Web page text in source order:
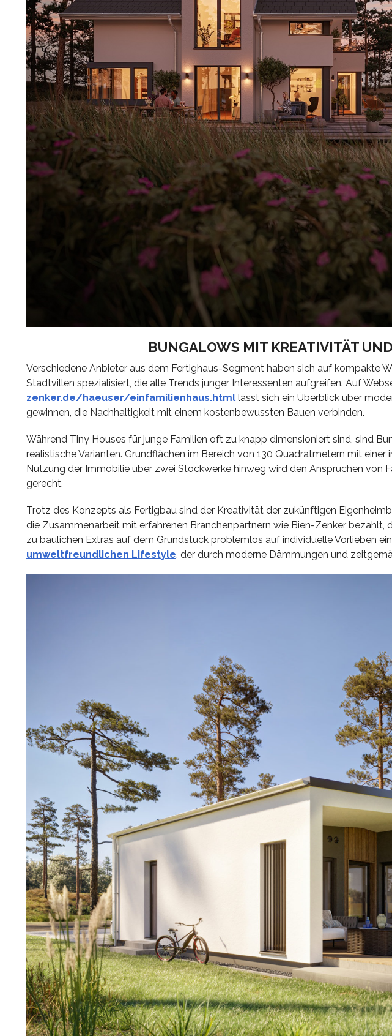
BUNGALOWS MIT KREATIVITÄT
Verschiedene Anbieter aus dem Fertighaus-Segment haben sich auf kompakte
Stadtvillen spezialisiert, die alle Trends junger Interessenten aufgreifen. Auf
zenker.de/haeuser/einfamilienhaus.htmllässt sich ein Überblick über
gewinnen, die Nachhaltigkeit mit einem kostenbewussten Bauen verbinden.
Während Tiny Houses für junge Familien oft zu knapp dimensioniert sind, sind
realistische Varianten. Grundflächen im Bereich von 130 Quadratmetern mit einer
Nutzung der Immobilie über zwei Stockwerke hinweg wird den Ansprüchen von
gerecht.
Trotz des Konzepts als Fertigbau sind der Kreativität der zukünftigen
die Zusammenarbeit mit erfahrenen Branchenpartnern wie Bien-Zenker bezahlt,
zu baulichen Extras auf dem Grundstück problemlos auf individuelle Vorlieben
umweltfreundlichen Lifestyle, der durch moderne Dämmungen und